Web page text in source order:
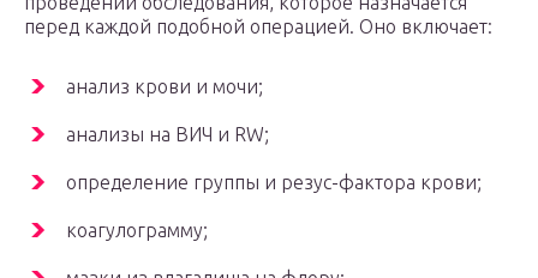
перед каждой подобной операцией. Оно включает:
анализ крови и мочи;
анализы на ВИЧ и RW;
определение группы и резус-фактора крови;
коагулограмму;